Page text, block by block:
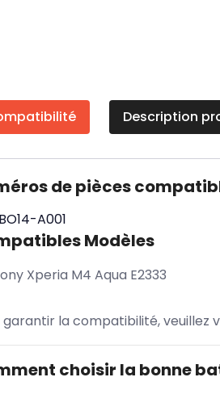
Description
de pièces
A001
Modèles
Xperia M4 Aqua E2333
garantir la compatibilité,
choisir la bonne